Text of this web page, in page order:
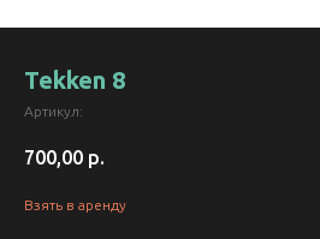
Tekken 8
Артикул:
700,00 р.
Взять в аренду